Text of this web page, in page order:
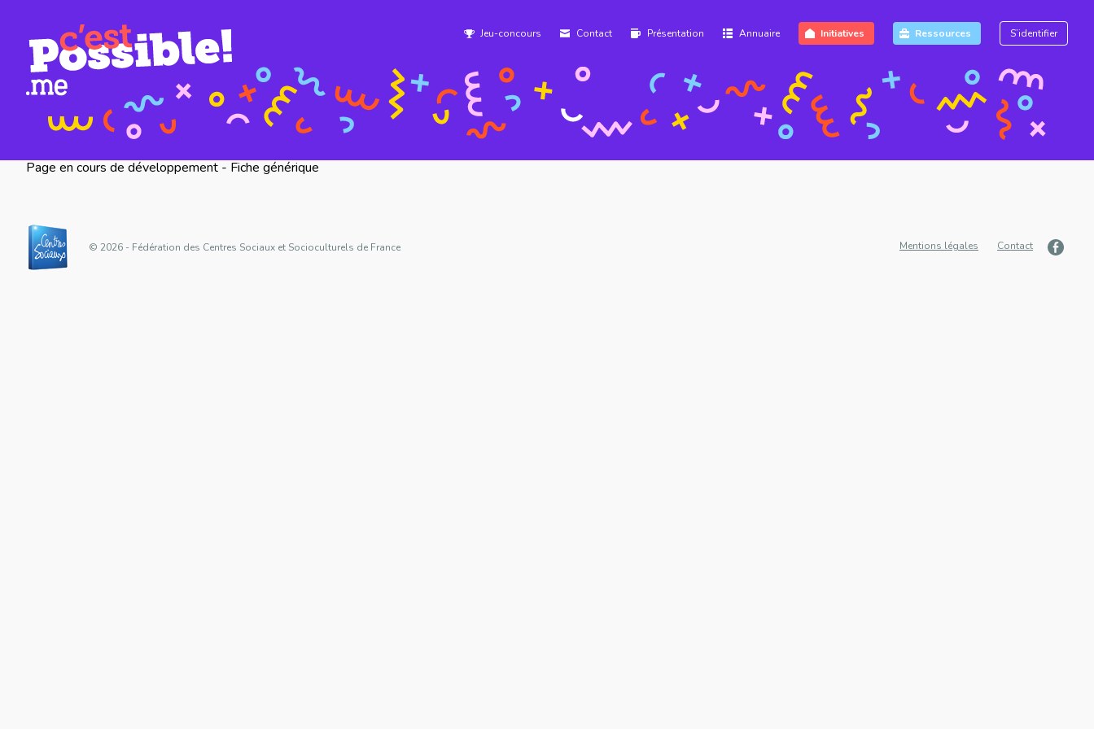
Jeu-concours Contact Présentation Annuaire Initiatives Ressources S’identifier
Page en cours de développement - Fiche générique
© 2026 - Fédération des Centres Sociaux et Socioculturels de France Mentions légales Contact